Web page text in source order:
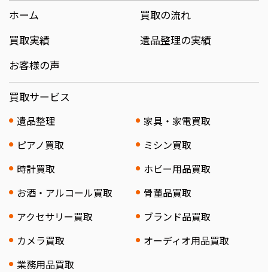
ホーム
買取の流れ
買取実績
遺品整理の実績
お客様の声
買取サービス
遺品整理
家具・家電買取
ピアノ買取
ミシン買取
時計買取
ホビー用品買取
お酒・アルコール買取
骨董品買取
アクセサリー買取
ブランド品買取
カメラ買取
オーディオ用品買取
業務用品買取